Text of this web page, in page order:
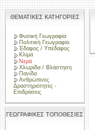
ΘΕΜΑΤΙΚΕΣ ΚΑΤΗΓΟΡΙΕΣ
Φυσική Γεωγραφία
Πολιτική Γεωγραφία
Έδαφος / Υπέδαφος
Κλίμα
Νερά
Χλωρίδα / Βλάστηση
Πανίδα
Ανθρώπινες
Δραστηριότητες -
Επιδράσεις
ΓΕΩΓΡΑΦΙΚΕΣ ΤΟΠΟΘΕΣΙΕΣ